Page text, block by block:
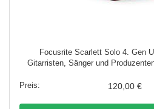
Focusrite Scarlett Solo 4. Gen
Gitarristen, Sänger und
120,00 €